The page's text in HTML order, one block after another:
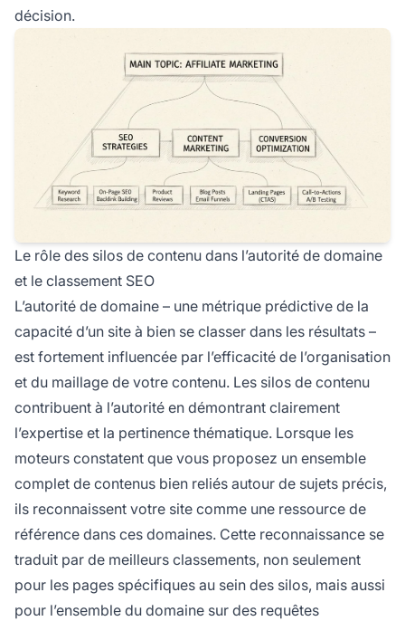
décision.
Le rôle des silos de contenu dans l’autorité de domaine
et le classement SEO
L’autorité de domaine – une métrique prédictive de la
capacité d’un site à bien se classer dans les résultats –
est fortement influencée par l’efficacité de l’organisation
et du maillage de votre contenu. Les silos de contenu
contribuent à l’autorité en démontrant clairement
l’expertise et la pertinence thématique. Lorsque les
moteurs constatent que vous proposez un ensemble
complet de contenus bien reliés autour de sujets précis,
ils reconnaissent votre site comme une ressource de
référence dans ces domaines. Cette reconnaissance se
traduit par de meilleurs classements, non seulement
pour les pages spécifiques au sein des silos, mais aussi
pour l’ensemble du domaine sur des requêtes